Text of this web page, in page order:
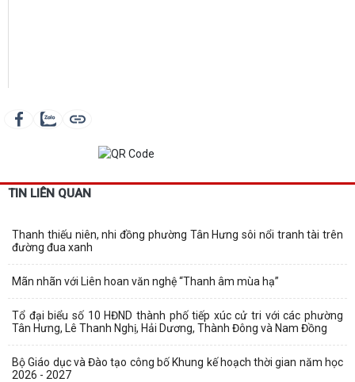
TIN LIÊN QUAN
Thanh thiếu niên, nhi đồng phường Tân Hưng sôi nổi tranh tài trên
đường đua xanh
Mãn nhãn với Liên hoan văn nghệ “Thanh âm mùa hạ”
Tổ đại biểu số 10 HĐND thành phố tiếp xúc cử tri với các phường
Tân Hưng, Lê Thanh Nghị, Hải Dương, Thành Đông và Nam Đồng
Bộ Giáo dục và Đào tạo công bố Khung kế hoạch thời gian năm học
2026 - 2027